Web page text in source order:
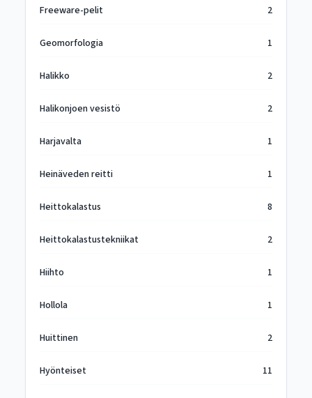
Freeware-pelit 2
Geomorfologia 1
Halikko 2
Halikonjoen vesistö 2
Harjavalta 1
Heinäveden reitti 1
Heittokalastus 8
Heittokalastustekniikat 2
Hiihto 1
Hollola 1
Huittinen 2
Hyönteiset 11